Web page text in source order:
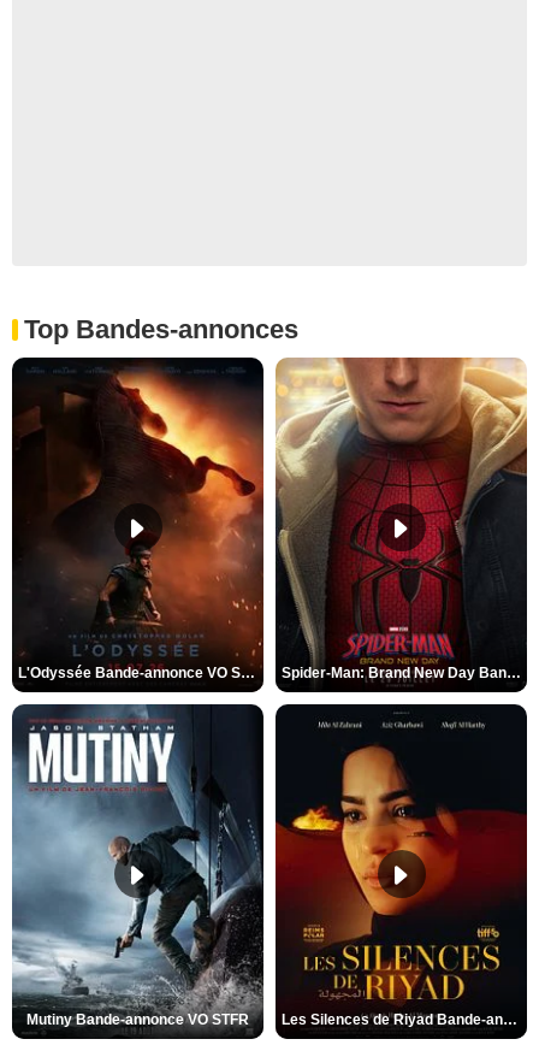
Top Bandes-annonces
L'Odyssée Bande-annonce VO STFR Spider-Man: Brand New Day Bande-annonce VO STFR
Mutiny Bande-annonce VO STFR Les Silences de Riyad Bande-annonce VO STFR